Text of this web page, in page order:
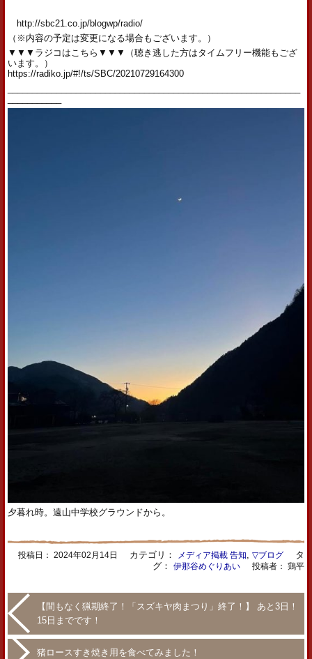
http://sbc21.co.jp/blogwp/radio/
（※内容の予定は変更になる場合もございます。）
▼▼▼ラジコはこちら▼▼▼（聴き逃した方はタイムフリー機能もござ
います。）
https://radiko.jp/#!/ts/SBC/20210729164300
夕暮れ時。遠山中学校グラウンドから。
投稿日： 2024年02月14日 カテゴリ： メディア掲載 告知, ▽ブログタ
グ： 伊那谷めぐりあい 投稿者： 鶏平
【間もなく猟期終了！「スズキヤ肉まつり」終了！】 あと3日！
15日までです！
猪ロースすき焼き用を食べてみました！